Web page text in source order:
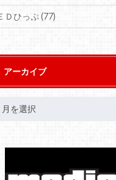
Ｄひっぷ(77)
アーカイブ